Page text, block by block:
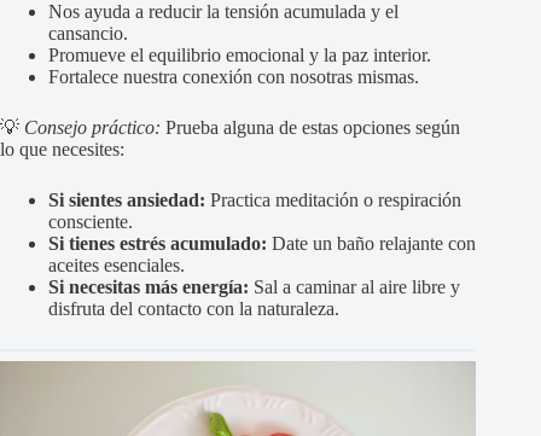
Nos ayuda a reducir la tensión acumulada y el
cansancio.
Promueve el equilibrio emocional y la paz interior.
Fortalece nuestra conexión con nosotras mismas.
💡 Consejo práctico: Prueba alguna de estas opciones según
lo que necesites:
Si sientes ansiedad: Practica meditación o respiración
consciente.
Si tienes estrés acumulado: Date un baño relajante con
aceites esenciales.
Si necesitas más energía: Sal a caminar al aire libre y
disfruta del contacto con la naturaleza.